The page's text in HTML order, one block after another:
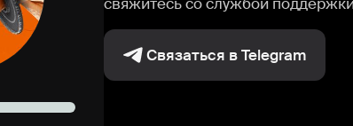
Связаться в Telegram